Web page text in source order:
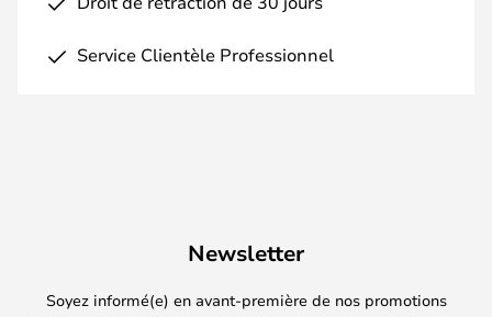
Service Clientèle Professionnel
Newsletter
Soyez informé(e) en avant-première de nos promotions